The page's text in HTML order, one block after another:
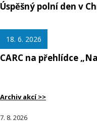
Úspěšný polní den v
18. 6. 2026
CARC na přehlídce
Archiv akcí >>
7. 8. 2026